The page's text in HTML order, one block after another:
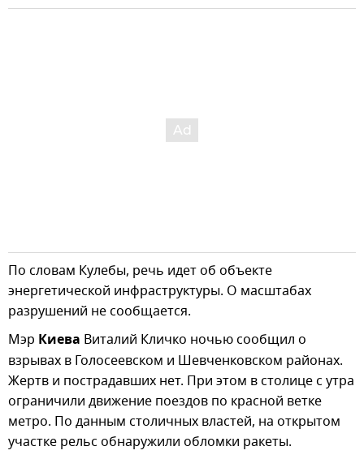
По словам Кулебы, речь идет об объекте
энергетической инфраструктуры. О масштабах
разрушений не сообщается.
Мэр Киева Виталий Кличко ночью сообщил о
взрывах в Голосеевском и Шевченковском районах.
Жертв и пострадавших нет. При этом в столице с утра
ограничили движение поездов по красной ветке
метро. По данным столичных властей, на открытом
участке рельс обнаружили обломки ракеты.